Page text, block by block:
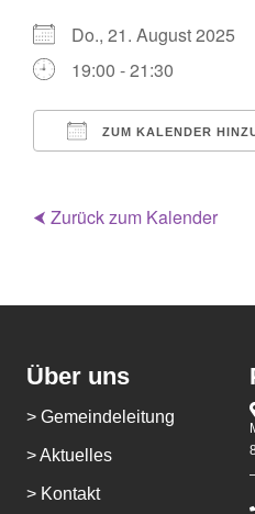
Do., 21. August 2025
19:00 - 21:30
ZUM KALENDER
⮜ Zurück zum Kalender
Über uns
> Gemeindeleitung
> Aktuelles
> Kontakt